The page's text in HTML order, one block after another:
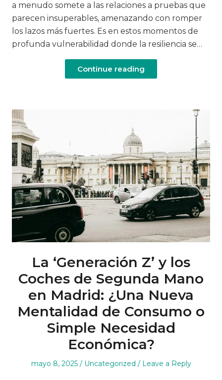
a menudo somete a las relaciones a pruebas que
parecen insuperables, amenazando con romper
los lazos más fuertes. Es en estos momentos de
profunda vulnerabilidad donde la resiliencia se…
Continue reading
La ‘Generación Z’ y los
Coches de Segunda Mano
en Madrid: ¿Una Nueva
Mentalidad de Consumo o
Simple Necesidad
Económica?
Posted
mayo 8, 2025
Posted
Uncategorized Leave a Reply